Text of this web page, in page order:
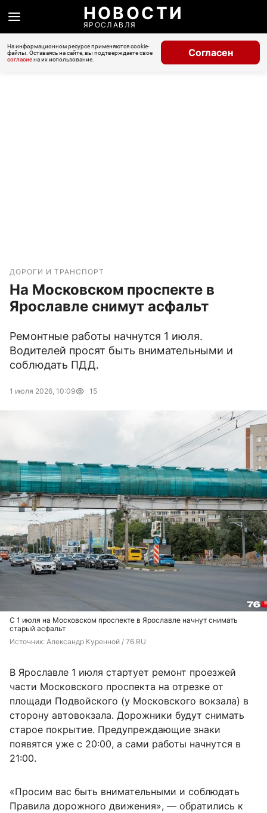
НОВОСТИ
ЯРОСЛАВЛЯ
На информационном ресурсе применяются cookie-
файлы. Оставаясь на сайте, вы подтверждаете свое
согласиена их использование.
Согласен
ДОРОГИ И ТРАНСПОРТ
На Московском проспекте в
Ярославле снимут асфальт
Ремонтные работы начнутся 1 июля.
Водителей просят быть внимательными и
соблюдать ПДД.
1 июля 2026, 10:09 15
С 1 июля на Московском проспекте в Ярославле начнут снимать
старый асфальт
Источник: Александр Куренной / 76.RU
В Ярославле 1 июля стартует ремонт проезжей
части Московского проспекта на отрезке от
площади Подвойского (у Московского вокзала) в
сторону автовокзала. Дорожники будут снимать
старое покрытие. Предупреждающие знаки
появятся уже с 20:00, а сами работы начнутся в
21:00.
«Просим вас быть внимательными и соблюдать
Правила дорожного движения», — обратились к